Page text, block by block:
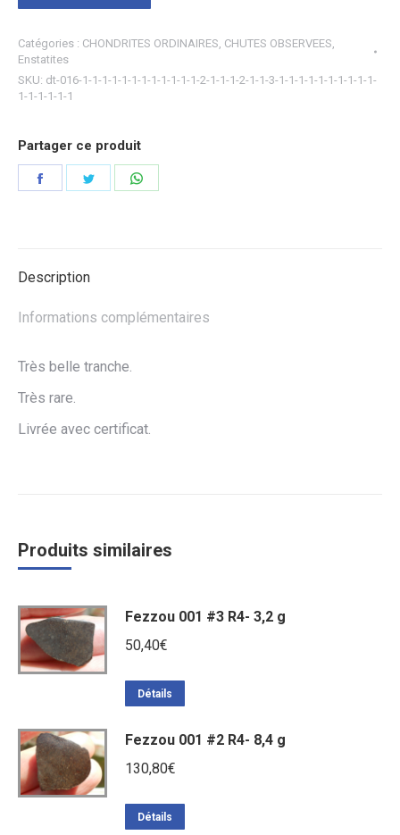
Catégories : CHONDRITES ORDINAIRES, CHUTES OBSERVEES,
Enstatites
SKU: dt-016-1-1-1-1-1-1-1-1-1-1-1-1-2-1-1-1-2-1-1-3-1-1-1-1-1-1-1-1-1-1-
1-1-1-1-1-1
Partager ce produit
Partager Partager
Description
Informations complémentaires
Très belle tranche.
Très rare.
Livrée avec certificat.
Produits similaires
Fezzou 001 #3 R4- 3,2 g
50,40€
Détails
Fezzou 001 #2 R4- 8,4 g
130,80€
Détails